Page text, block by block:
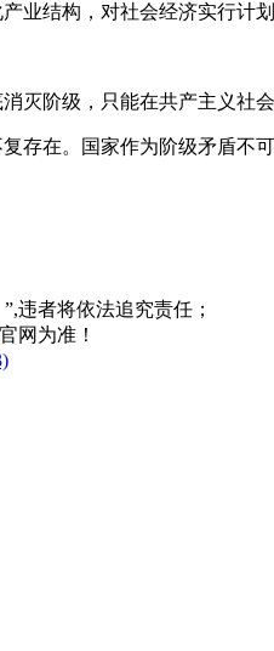
业结构，对社会经济实行计划
灭阶级，只能在共产主义社会
存在。国家作为阶级矛盾不
违者将依法追究责任；
网为准！